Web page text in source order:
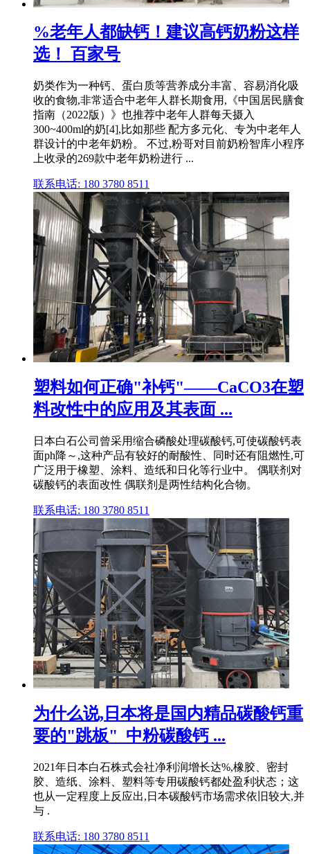
%老年人都缺钙！建议高钙奶粉这样
选！ 百家号
奶类作为一种钙、蛋白质等营养成分丰富、容易消化吸
收的食物,非常适合中老年人群长期食用,《中国居民膳食
指南（2022版）》也推荐中老年人群每天摄入
300~400ml的奶[4],比如那些 配方多元化、专为中老年人
群设计的中老年奶粉。 不过,粉哥对目前奶粉智库小程序
上收录的269款中老年奶粉进行 ...
联系电话: 180 3780 8511
塑料如何正确"补钙"——CaCO3在塑
料改性中的应用及其表面 ...
日本白石公司曾采用缩合磷酸处理碳酸钙,可使碳酸钙表
面ph降～,这种产品有较好的耐酸性、同时还有阻燃性,可
广泛用于橡塑、涂料、造纸和日化等行业中。 偶联剂对
碳酸钙的表面改性 偶联剂是两性结构化合物。
联系电话: 180 3780 8511
为什么说,日本将是国内精品碳酸钙重
要的"跳板"_中粉碳酸钙 ...
2021年日本白石株式会社净利润增长达%,橡胶、密封
胶、造纸、涂料、塑料等专用碳酸钙都处盈利状态；这
也从一定程度上反应出,日本碳酸钙市场需求依旧较大,并
与 .
联系电话: 180 3780 8511